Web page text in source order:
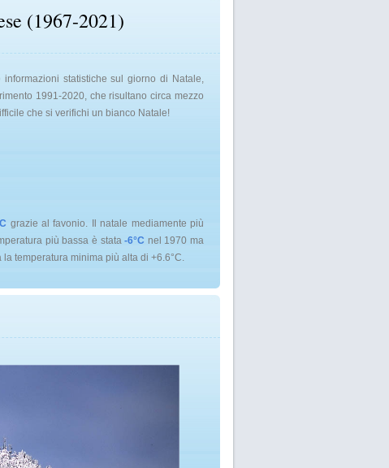
(1967-2021)
statistiche sul giorno di Natale,
1991-2020, che risultano circa mezzo
che si verifichi un bianco Natale!
grazie al favonio. Il natale mediamente più
più bassa è stata-6°C nel 1970 ma
temperatura minima più alta di +6.6°C.